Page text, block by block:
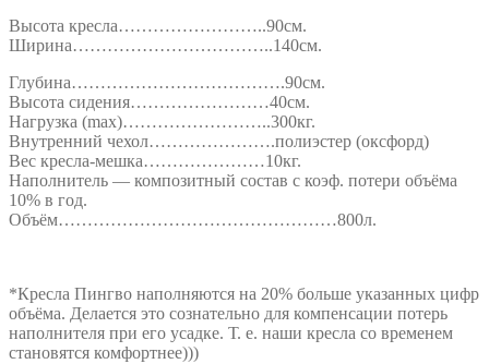
Высота кресла……………………..90см.
Ширина……………………………..140см.
Глубина……………………………….90см.
Высота сидения……………………40см.
Нагрузка (max)……………………..300кг.
Внутренний чехол………………….полиэстер (оксфорд)
Вес кресла-мешка…………………10кг.
Наполнитель — композитный состав с коэф. потери объёма
10% в год.
Объём…………………………………………800л.
*Кресла Пингво наполняются на 20% больше указанных цифр
объёма. Делается это сознательно для компенсации потерь
наполнителя при его усадке. Т. е. наши кресла со временем
становятся комфортнее)))